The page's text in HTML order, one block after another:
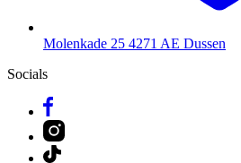
Molenkade 25 4271 AE Dussen
Socials